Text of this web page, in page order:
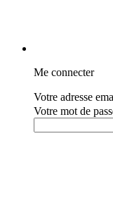
Me connecter
Votre adresse
Votre mot de